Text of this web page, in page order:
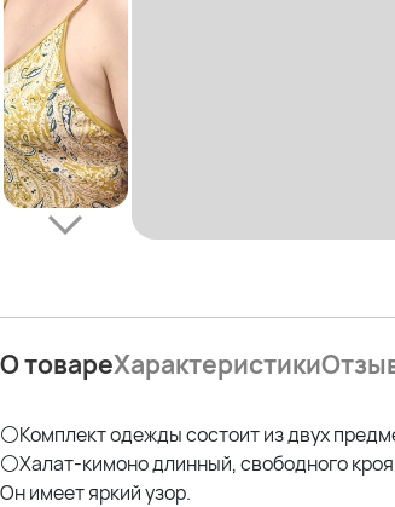
О товареХарактеристики
⚪Комплект одежды состоит из двух
⚪Халат-кимоно длинный, свободного
Он имеет яркий узор.